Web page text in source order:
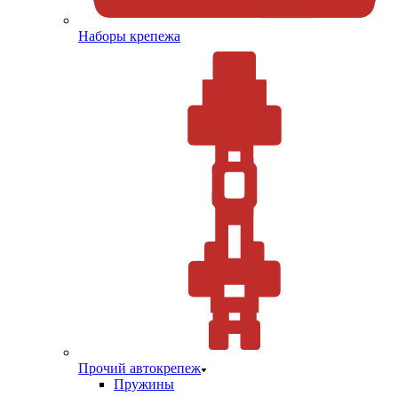
Наборы крепежа
Прочий автокрепеж
Пружины